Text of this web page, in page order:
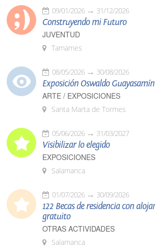
09/01/2026 31/12/2026
Construyendo mi Futuro
JUVENTUD
Tamames
08/05/2026 30/08/2026
Exposición Oswaldo Guayasamín
ARTE / EXPOSICIONES
Santa Marta de Tormes
05/06/2026 31/03/2027
Visibilizar lo elegido
EXPOSICIONES
Salamanca
01/07/2026 30/09/2026
122 Becas de residencia con
gratuito
OTRAS ACTIVIDADES
Salamanca